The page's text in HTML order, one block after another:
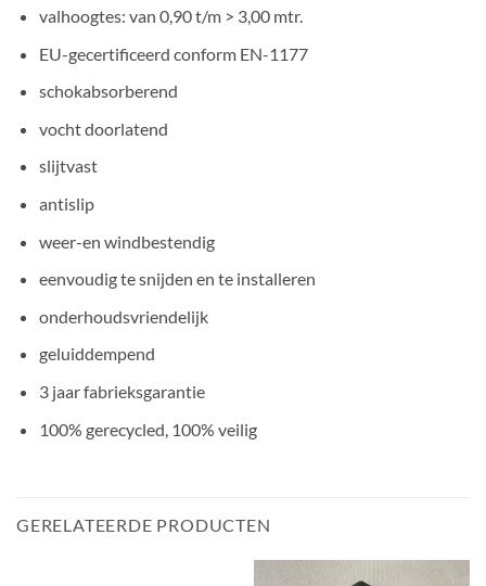
valhoogtes: van 0,90 t/m > 3,00 mtr.
EU-gecertificeerd conform EN-1177
schokabsorberend
vocht doorlatend
slijtvast
antislip
weer-en windbestendig
eenvoudig te snijden en te installeren
onderhoudsvriendelijk
geluiddempend
3 jaar fabrieksgarantie
100% gerecycled, 100% veilig
GERELATEERDE PRODUCTEN